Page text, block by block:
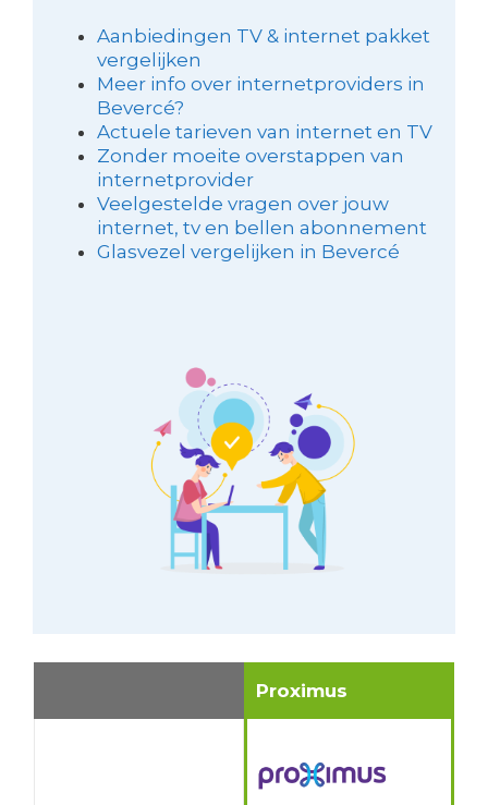
Aanbiedingen TV & internet pakket
vergelijken
Meer info over internetproviders in
Bevercé?
Actuele tarieven van internet en TV
Zonder moeite overstappen van
internetprovider
Veelgestelde vragen over jouw
internet, tv en bellen abonnement
Glasvezel vergelijken in Bevercé
Proximus